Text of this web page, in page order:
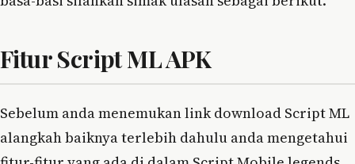
Fitur Script ML APK
Sebelum anda menemukan link download Script ML
alangkah baiknya terlebih dahulu anda mengetahui